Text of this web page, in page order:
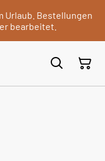
Urlaub. Bestellungen
bearbeitet.